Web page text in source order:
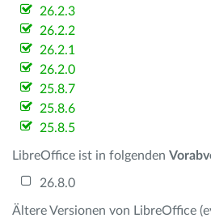
26.2.3
26.2.2
26.2.1
26.2.0
25.8.7
25.8.6
25.8.5
LibreOffice ist in folgenden
26.8.0
Ältere Versionen von LibreOffice